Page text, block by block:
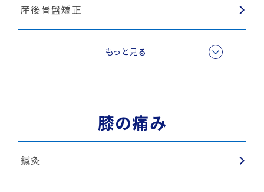
産後骨盤矯正
スポーツ外傷
もっと見る
膝の痛み
鍼灸